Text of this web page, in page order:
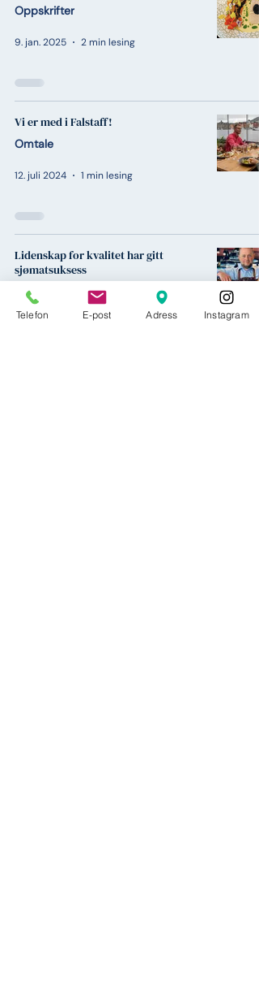
Oppskrifter
9. jan. 2025 2 min lesing
Vi er med i Falstaff!
Omtale
12. juli 2024 1 min lesing
Lidenskap for kvalitet har gitt
sjømatsuksess
Oppskrifter
30. apr. 2024 1 min lesing
Telefon E-post Adress Instagram